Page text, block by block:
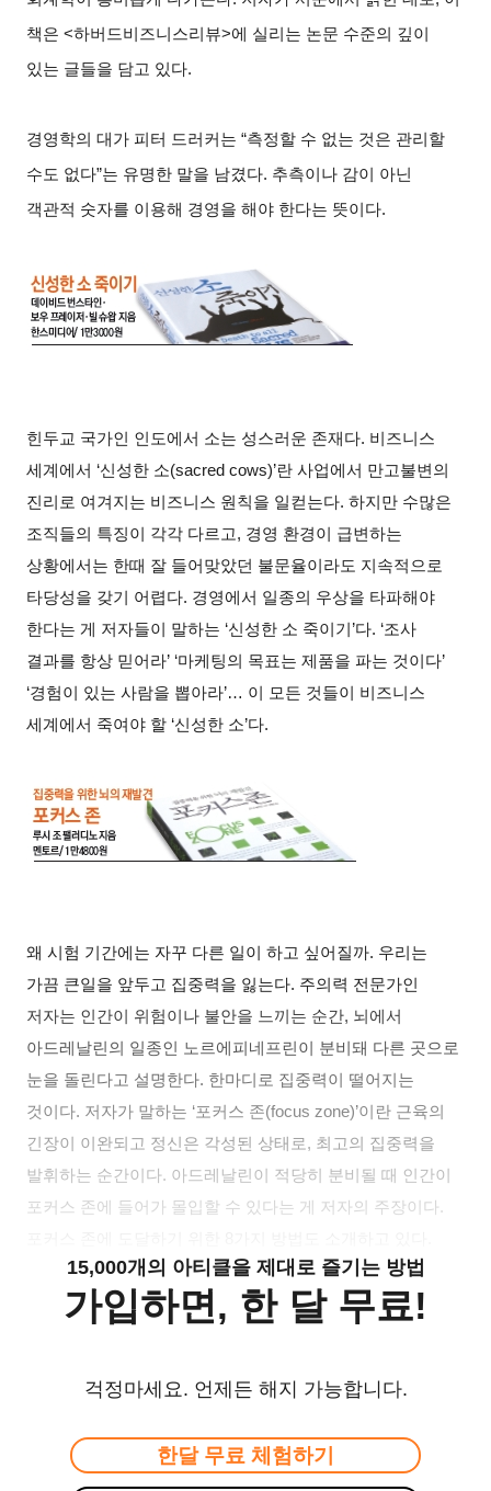
책은 <하버드비즈니스리뷰>에 실리는 논문 수준의 깊이
있는 글들을 담고 있다.
경영학의 대가 피터 드러커는 “측정할 수 없는 것은 관리할
수도 없다”는 유명한 말을 남겼다. 추측이나 감이 아닌
객관적 숫자를 이용해 경영을 해야 한다는 뜻이다.
힌두교 국가인 인도에서 소는 성스러운 존재다. 비즈니스
세계에서 ‘신성한 소(sacred cows)’란 사업에서 만고불변의
진리로 여겨지는 비즈니스 원칙을 일컫는다. 하지만 수많은
조직들의 특징이 각각 다르고, 경영 환경이 급변하는
상황에서는 한때 잘 들어맞았던 불문율이라도 지속적으로
타당성을 갖기 어렵다. 경영에서 일종의 우상을 타파해야
한다는 게 저자들이 말하는 ‘신성한 소 죽이기’다. ‘조사
결과를 항상 믿어라’ ‘마케팅의 목표는 제품을 파는 것이다’
‘경험이 있는 사람을 뽑아라’… 이 모든 것들이 비즈니스
세계에서 죽여야 할 ‘신성한 소’다.
왜 시험 기간에는 자꾸 다른 일이 하고 싶어질까. 우리는
가끔 큰일을 앞두고 집중력을 잃는다. 주의력 전문가인
저자는 인간이 위험이나 불안을 느끼는 순간, 뇌에서
아드레날린의 일종인 노르에피네프린이 분비돼 다른 곳으로
눈을 돌린다고 설명한다. 한마디로 집중력이 떨어지는
것이다. 저자가 말하는 ‘포커스 존(focus zone)’이란 근육의
긴장이 이완되고 정신은 각성된 상태로, 최고의 집중력을
발휘하는 순간이다. 아드레날린이 적당히 분비될 때 인간이
포커스 존에 들어가 몰입할 수 있다는 게 저자의 주장이다.
15,000개의 아티클을 제대로 즐기는 방법
가입하면, 한 달 무료!
걱정마세요. 언제든 해지 가능합니다.
한달 무료 체험하기